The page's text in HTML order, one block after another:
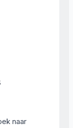
naar